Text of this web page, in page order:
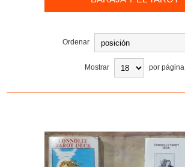
Ordenar
Mostrar por página